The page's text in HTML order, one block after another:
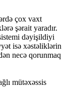
çox vaxt
şərait yaradır.
dəyişildiyi
isə xəstəliklərin
necə qorunmaq
mütəxəssis